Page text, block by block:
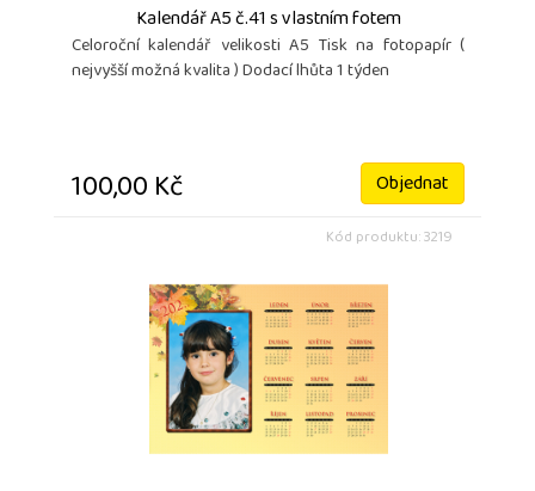
Kalendář A5 č.41 s vlastním fotem
Celoroční kalendář velikosti A5 Tisk na fotopapír (
nejvyšší možná kvalita ) Dodací lhůta 1 týden
100,00 Kč Objednat
Kód produktu: 3219